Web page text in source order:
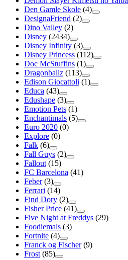
Den Gamle Skole (4)
DesignaFriend (2)
Dino Valley (2)
Disney (2434)
Disney Infinity (3)
Disney Princess (112)
Doc McStuffins (1)
Dragonballz (113)
Edison Giocattoli (1)
Educa (43)
Edushape (3)
Emotion Pets (1)
Enchantimals (5)
Euro 2020 (0)
Explore (0)
Falk (6)
Fall Guys (2)
Fallout (15)
FC Barcelona (41)
Feber (3)
Ferrari (14)
Find Dory (2)
Fisher Price (41)
Five Night at Freddys (29)
Foodiemals (3)
Fortnite (4)
Franck og Fischer (9)
Frost (85)